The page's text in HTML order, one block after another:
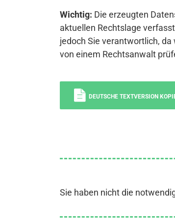
Wichtig: Die erzeugten
aktuellen Rechtslage
jedoch Sie verantwortlich,
von einem Rechtsanwalt
DEUTSCHE TEXTVERSION
Sie haben nicht die